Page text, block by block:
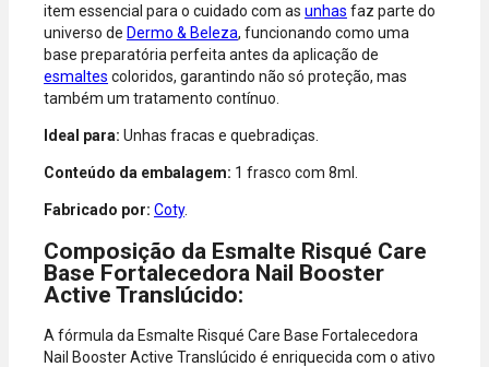
item essencial para o cuidado com as unhas faz parte do
universo de Dermo & Beleza, funcionando como uma
base preparatória perfeita antes da aplicação de
esmaltes coloridos, garantindo não só proteção, mas
também um tratamento contínuo.
Ideal para: Unhas fracas e quebradiças.
Conteúdo da embalagem: 1 frasco com 8ml.
Fabricado por: Coty.
Composição da Esmalte Risqué Care
Base Fortalecedora Nail Booster
Active Translúcido:
A fórmula da Esmalte Risqué Care Base Fortalecedora
Nail Booster Active Translúcido é enriquecida com o ativo